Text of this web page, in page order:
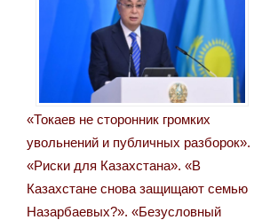
«Токаев не сторонник громких
увольнений и публичных разборок».
«Риски для Казахстана». «В
Казахстане снова защищают семью
Назарбаевых?». «Безусловный